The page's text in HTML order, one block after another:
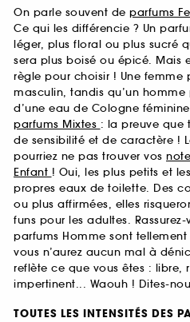
On parle souvent de parfums
Ce qui les différencie ? Un
léger, plus floral ou plus sucré
sera plus boisé ou épicé. Mais
règle pour choisir ! Une femme
masculin, tandis qu’un
d’une eau de Cologne
parfums Mixtes : la preuve que
de sensibilité et de caractère !
pourriez ne pas trouver vos
Enfant ! Oui, les plus petits et
propres eaux de toilette. Des
ou plus affirmées, elles
funs pour les adultes.
parfums Homme sont
vous n’aurez aucun mal à
reflète ce que vous êtes : libre,
impertinent... Waouh ! Dites-
TOUTES LES INTENSITÉS DES